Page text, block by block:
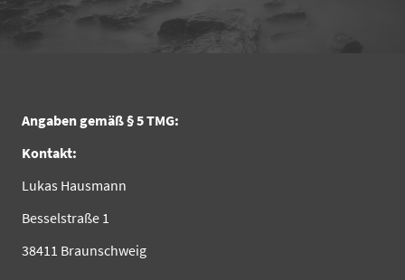
Angaben gemäß § 5 TMG:
Kontakt:
Lukas Hausmann
Besselstraße 1
38411 Braunschweig